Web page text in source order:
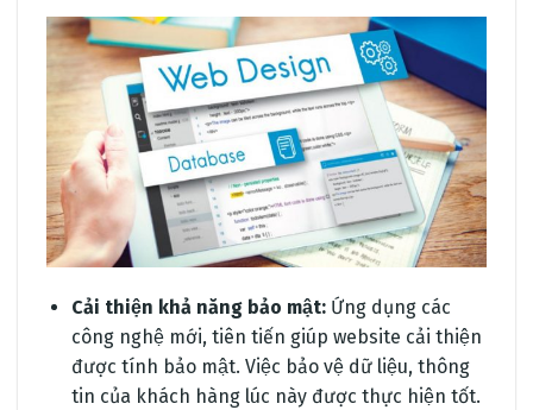
Cải thiện khả năng bảo mật:Ứng dụng các
công nghệ mới, tiên tiến giúp website cải thiện
được tính bảo mật. Việc bảo vệ dữ liệu, thông
tin của khách hàng lúc này được thực hiện tốt.